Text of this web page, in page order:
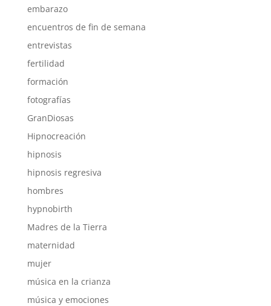
embarazo
encuentros de fin de semana
entrevistas
fertilidad
formación
fotografías
GranDiosas
Hipnocreación
hipnosis
hipnosis regresiva
hombres
hypnobirth
Madres de la Tierra
maternidad
mujer
música en la crianza
música y emociones